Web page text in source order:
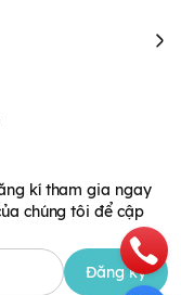
kí tham gia ngay
chúng tôi để cập
Đăng ký